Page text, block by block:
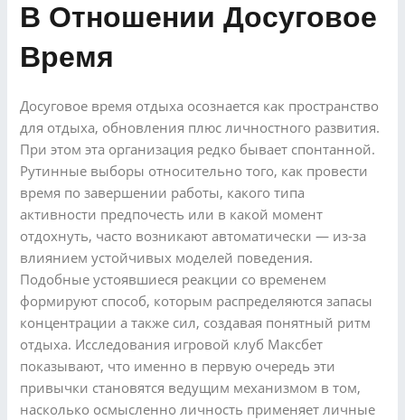
В Отношении Досуговое
Время
Досуговое время отдыха осознается как пространство
для отдыха, обновления плюс личностного развития.
При этом эта организация редко бывает спонтанной.
Рутинные выборы относительно того, как провести
время по завершении работы, какого типа
активности предпочесть или в какой момент
отдохнуть, часто возникают автоматически — из-за
влиянием устойчивых моделей поведения.
Подобные устоявшиеся реакции со временем
формируют способ, которым распределяются запасы
концентрации а также сил, создавая понятный ритм
отдыха. Исследования игровой клуб Максбет
показывают, что именно в первую очередь эти
привычки становятся ведущим механизмом в том,
насколько осмысленно личность применяет личные